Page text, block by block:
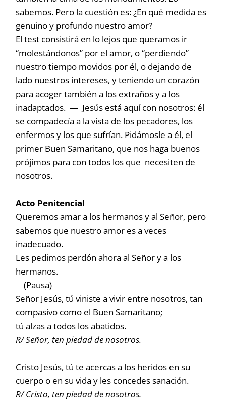
sabemos. Pero la cuestión es: ¿En qué medida es
genuino y profundo nuestro amor?
El test consistirá en lo lejos que queramos ir
“molestándonos” por el amor, o “perdiendo”
nuestro tiempo movidos por él, o dejando de
lado nuestros intereses, y teniendo un corazón
para acoger también a los extraños y a los
inadaptados. — Jesús está aquí con nosotros: él
se compadecía a la vista de los pecadores, los
enfermos y los que sufrían. Pidámosle a él, el
primer Buen Samaritano, que nos haga buenos
prójimos para con todos los que necesiten de
nosotros.
Acto Penitencial
Queremos amar a los hermanos y al Señor, pero
sabemos que nuestro amor es a veces
inadecuado.
Les pedimos perdón ahora al Señor y a los
hermanos.
(Pausa)
Señor Jesús, tú viniste a vivir entre nosotros, tan
compasivo como el Buen Samaritano;
tú alzas a todos los abatidos.
R/ Señor, ten piedad de nosotros.
Cristo Jesús, tú te acercas a los heridos en su
cuerpo o en su vida y les concedes sanación.
R/ Cristo, ten piedad de nosotros.